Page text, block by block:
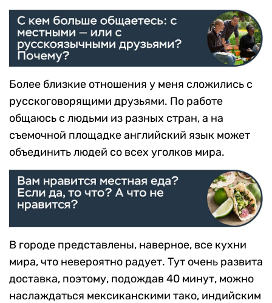
Более близкие отношения у меня сложились с
русскоговорящими друзьями. По работе
общаюсь с людьми из разных стран, а на
съемочной площадке английский язык может
объединить людей со всех уголков мира.
В городе представлены, наверное, все кухни
мира, что невероятно радует. Тут очень развита
доставка, поэтому, подождав 40 минут, можно
наслаждаться мексиканскими тако, индийским